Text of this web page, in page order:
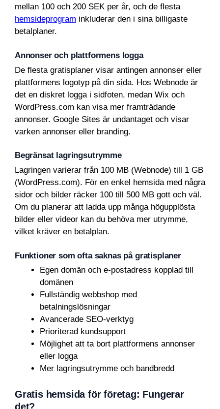
mellan 100 och 200 SEK per år, och de flesta
hemsideprogram inkluderar den i sina billigaste
betalplaner.
Annonser och plattformens logga
De flesta gratisplaner visar antingen annonser eller
plattformens logotyp på din sida. Hos Webnode är
det en diskret logga i sidfoten, medan Wix och
WordPress.com kan visa mer framträdande
annonser. Google Sites är undantaget och visar
varken annonser eller branding.
Begränsat lagringsutrymme
Lagringen varierar från 100 MB (Webnode) till 1 GB
(WordPress.com). För en enkel hemsida med några
sidor och bilder räcker 100 till 500 MB gott och väl.
Om du planerar att ladda upp många högupplösta
bilder eller videor kan du behöva mer utrymme,
vilket kräver en betalplan.
Funktioner som ofta saknas på gratisplaner
Egen domän och e-postadress kopplad till
domänen
Fullständig webbshop med
betalningslösningar
Avancerade SEO-verktyg
Prioriterad kundsupport
Möjlighet att ta bort plattformens annonser
eller logga
Mer lagringsutrymme och bandbredd
Gratis hemsida för företag: Fungerar
det?